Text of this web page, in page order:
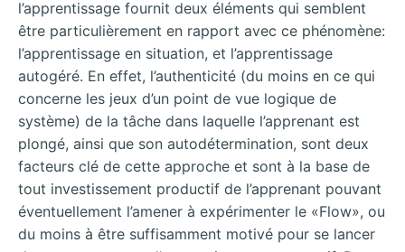
l’apprentissage fournit deux éléments qui semblent
être particulièrement en rapport avec ce phénomène:
l’apprentissage en situation, et l’apprentissage
autogéré. En effet, l’authenticité (du moins en ce qui
concerne les jeux d’un point de vue logique de
système) de la tâche dans laquelle l’apprenant est
plongé, ainsi que son autodétermination, sont deux
facteurs clé de cette approche et sont à la base de
tout investissement productif de l’apprenant pouvant
éventuellement l’amener à expérimenter le «Flow», ou
du moins à être suffisamment motivé pour se lancer